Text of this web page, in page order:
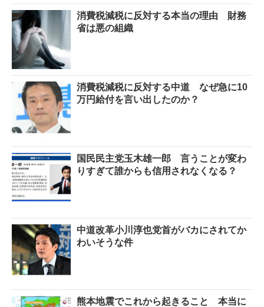
消費税減税に反対する本当の理由 財務
省は悪の組織
消費税減税に反対する中道 なぜ急に10
万円給付を言い出したのか？
国民民主党玉木雄一郎 言うことが変わ
りすぎて誰からも信用されなくなる？
中道改革小川淳也党首がバカにされてか
わいそうな件
熊本地震でこれから起きること 本当に